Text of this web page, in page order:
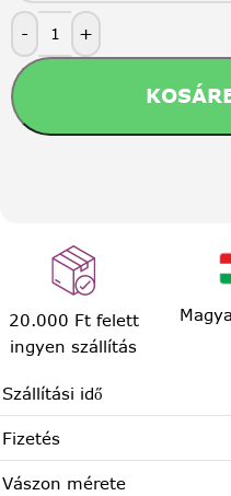
- +
20.000 Ft felett
ingyen szállítás
Szállítási idő
Fizetés
Vászon mérete